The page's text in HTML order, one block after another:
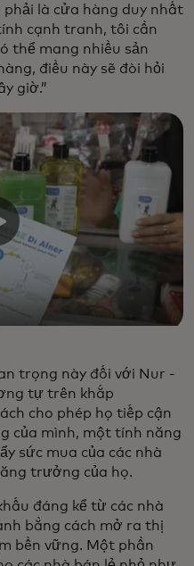
phải là cửa hàng duy nhất
cạnh tranh, tôi cần
thể mang nhiều sản
điều này sẽ đòi hỏi
giờ.”
trọng này đối với Nur -
tự trên khắp
cho phép họ tiếp cận
của mình, một tính năng
sức mua của các nhà
trưởng của họ.
đáng kể từ các nhà
bằng cách mở ra thị
bền vững. Một phần